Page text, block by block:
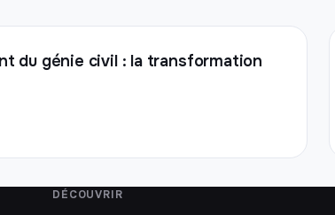
du génie civil : la transformation
DÉCOUVRIR